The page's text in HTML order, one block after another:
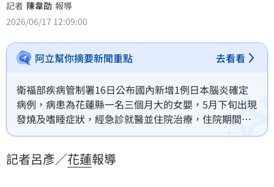
記者 陳韋劭 報導
2026/06/17 12:09:00
阿立幫你摘要新聞重點 去看看
衛福部疾病管制署16日公布國內新增1例日本腦炎確定
病例，病患為花蓮縣一名三個月大的女嬰，5月下旬出現
發燒及嗜睡症狀，經急診就醫並住院治療，住院期間持
續有高燒及癲癇性抽搐等症狀。女嬰父母曾帶他前往一
感染源。
記者呂彥／花蓮報導